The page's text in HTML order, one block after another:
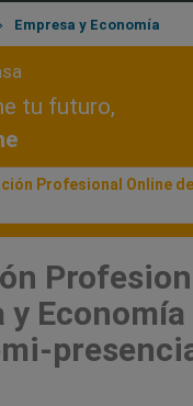
Empresa y Economía
tu futuro,
Profesional Online
y Economía